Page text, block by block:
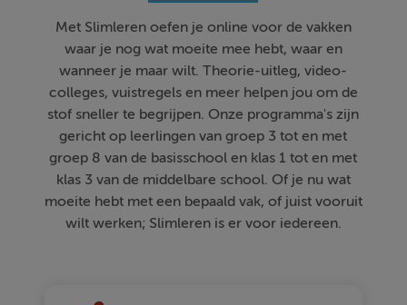
Met Slimleren oefen je online voor de vakken
waar je nog wat moeite mee hebt, waar en
wanneer je maar wilt. Theorie-uitleg, video-
colleges, vuistregels en meer helpen jou om de
stof sneller te begrijpen. Onze programma's zijn
gericht op leerlingen van groep 3 tot en met
groep 8 van de basisschool en klas 1 tot en met
klas 3 van de middelbare school. Of je nu wat
moeite hebt met een bepaald vak, of juist vooruit
wilt werken; Slimleren is er voor iedereen.